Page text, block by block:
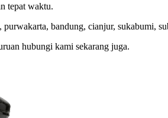
tepat waktu.
bandung, cianjur, sukabumi,
hubungi kami sekarang juga.